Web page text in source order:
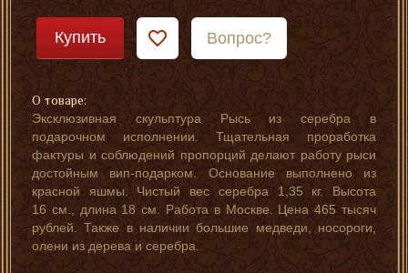
Купить Вопрос?
О товаре:
Эксклюзивная скульптура Рысь из серебра в
подарочном исполнении. Тщательная проработка
фактуры и соблюдений пропорций делают работу рыси
достойным вип-подарком. Основание выполнено из
красной яшмы. Чистый вес серебра 1,35 кг. Высота
16 см., длина 18 см. Работа в Москве. Цена 465 тысяч
рублей. Также в наличии большие медведи, носороги,
олени из дерева и серебра.